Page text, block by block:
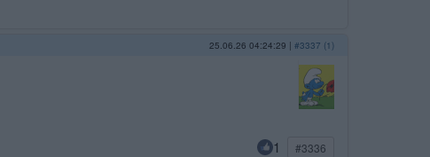
25.06.26 04:24:29 | #3337 (1)
1 #3336